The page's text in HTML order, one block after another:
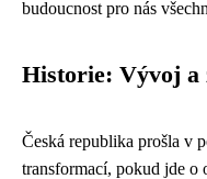
budoucnost pro nás
Historie: Vývoj a
Česká republika prošla v
transformací, pokud jde o